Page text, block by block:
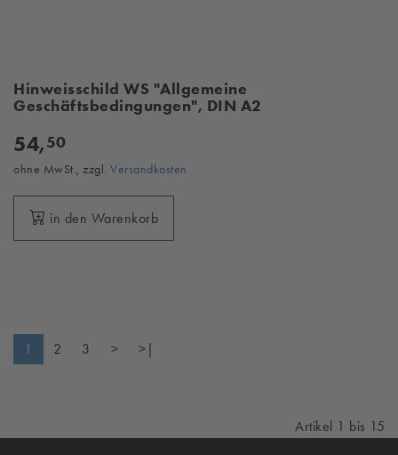
Hinweisschild WS "Allgemeine
Geschäftsbedingungen", DIN A2
54,50
ohne MwSt., zzgl. Versandkosten
in den Warenkorb
1 2 3 > >|
Artikel 1 bis 15